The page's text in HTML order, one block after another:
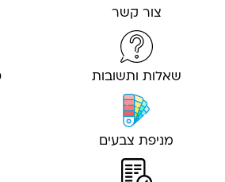
צור קשר
שאלות ותשובות
מניפת צבעים